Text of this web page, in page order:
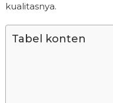
kualitasnya.
Tabel konten